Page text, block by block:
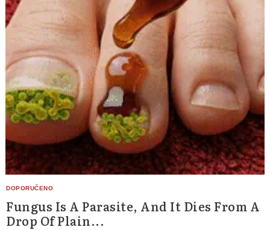
Fungus Is A Parasite, And It Dies From A
Drop Of Plain...